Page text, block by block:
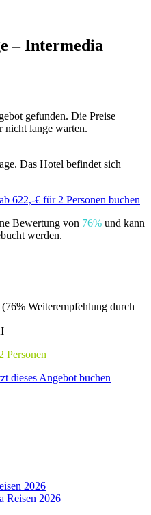
– Intermedia
gefunden. Die Preise
nicht lange warten.
Das Hotel befindet sich
Bewertung von 76% und kann
werden.
Weiterempfehlung durch
Personen
2026
Reisen 2026